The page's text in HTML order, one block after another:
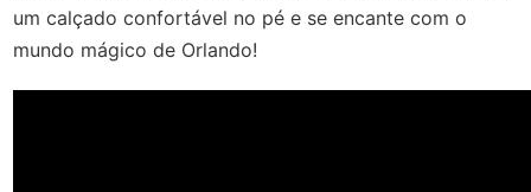
um calçado confortável no pé e se encante com o
mundo mágico de Orlando!